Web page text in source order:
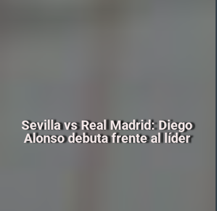
Sevilla vs Real Madrid: Diego
Alonso debuta frente al líder